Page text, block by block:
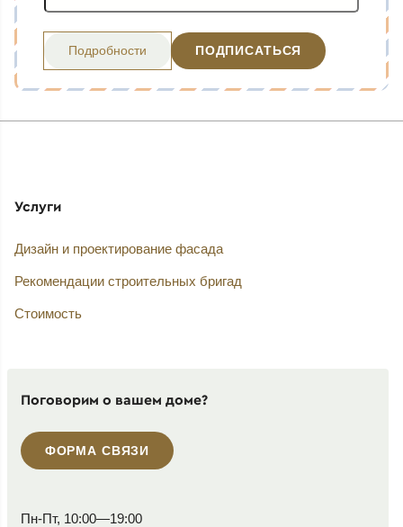
Подробности ПОДПИСАТЬСЯ
Услуги
Дизайн и проектирование фасада
Рекомендации строительных бригад
Стоимость
Поговорим о вашем доме?
ФОРМА СВЯЗИ
Пн-Пт, 10:00—19:00